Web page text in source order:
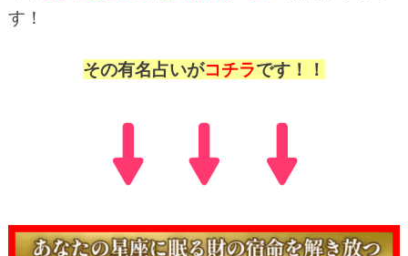
す！
その有名占いがコチラです！！